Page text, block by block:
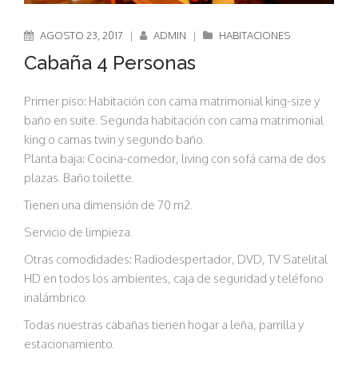
AGOSTO 23, 2017 | ADMIN | HABITACIONES
Cabaña 4 Personas
Primer piso: Habitación con cama matrimonial king-size y
baño en suite. Segunda habitación con cama matrimonial
king o camas twin y segundo baño.
Planta baja: Cocina-comedor, living con sofá cama de dos
plazas. Baño toilette.
Tienen una dimensión de 70 m2.
Servicio de limpieza.
Otras comodidades: Radiodespertador, DVD, TV Satelital
HD en todos los ambientes, caja de seguridad y teléfono
inalámbrico.
Todas nuestras cabañas tienen hogar a leña, parrilla y
estacionamiento.